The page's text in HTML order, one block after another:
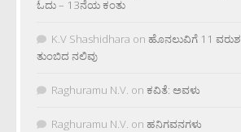
ಓದು – 13ನೆಯ ಕಂತು
K.V Shashidhara on ಹೊನಲುವಿಗೆ 11 ವರುಶ
ತುಂಬಿದ ನಲಿವು
Raghuramu N.V. on ಕವಿತೆ: ಅವಳು
Raghuramu N.V. on ಹನಿಗವನಗಳು